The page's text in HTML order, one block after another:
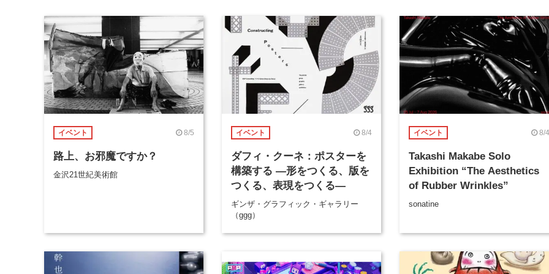
イベント 8/5
路上、お邪魔ですか？
金沢21世紀美術館
イベント 8/4
ダフィ・クーネ：ポスターを
構築する ―形をつくる、版を
つくる、表現をつくる―
ギンザ・グラフィック・ギャラリー
（ggg）
イベント 8/4
Takashi Makabe Solo
Exhibition “The Aesthetics
of Rubber Wrinkles”
sonatine